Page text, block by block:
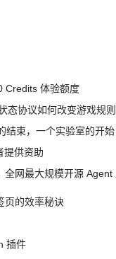
Credits 体验额度
态协议如何改变游戏规则
结束，一个实验室的开始
提供资助
网最大规模开源 Agent
页的效率秘诀
插件